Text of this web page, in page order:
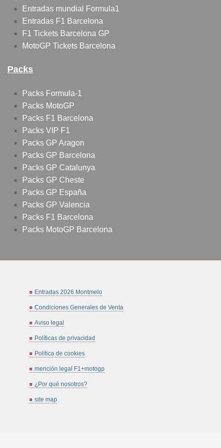
Entradas mundial Formula1
Entradas F1 Barcelona
F1 Tickets Barcelona GP
MotoGP Tickets Barcelona
Packs
Packs Formula-1
Packs MotoGP
Packs F1 Barcelona
Packs VIP F1
Packs GP Aragon
Packs GP Barcelona
Packs GP Catalunya
Packs GP Cheste
Packs GP España
Packs GP Valencia
Packs F1 Barcelona
Packs MotoGP Barcelona
Entradas 2026 Montmelo
Condiciones Generales de Venta
Aviso legal
Políticas de privacidad
Politica de cookies
mención legal F1+motogp
¿Por qué nosotros?
site map